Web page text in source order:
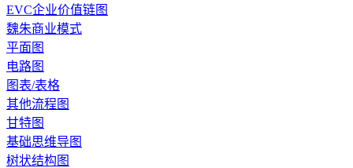
EVC企业价值链图
魏朱商业模式
平面图
电路图
图表/表格
其他流程图
甘特图
基础思维导图
树状结构图